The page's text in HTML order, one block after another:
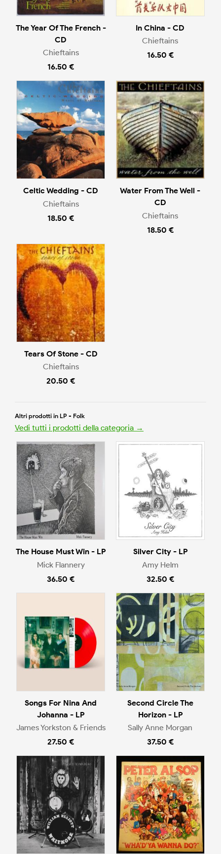
The Year Of The French -
CD
Chieftains
16.50 €
In China - CD
Chieftains
16.50 €
Celtic Wedding - CD
Chieftains
18.50 €
Water From The Well -
CD
Chieftains
18.50 €
Tears Of Stone - CD
Chieftains
20.50 €
Altri prodotti in LP - Folk
Vedi tutti i prodotti della categoria →
The House Must Win - LP
Mick Flannery
36.50 €
Silver City - LP
Amy Helm
32.50 €
Songs For Nina And
Johanna - LP
James Yorkston & Friends
27.50 €
Second Circle The
Horizon - LP
Sally Anne Morgan
37.50 €